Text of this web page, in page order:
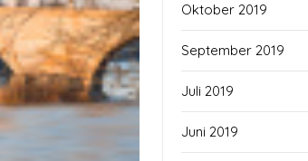
Oktober 2019
September 2019
Juli 2019
Juni 2019